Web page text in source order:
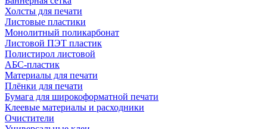
Холсты для печати
Листовые пластики
Монолитный поликарбонат
Листовой ПЭТ пластик
Полистирол листовой
АБС-пластик
Материалы для печати
Плёнки для печати
Бумага для широкоформатной печати
Клеевые материалы и расходники
Очистители